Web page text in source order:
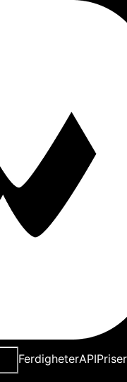
FerdigheterAPIPriser